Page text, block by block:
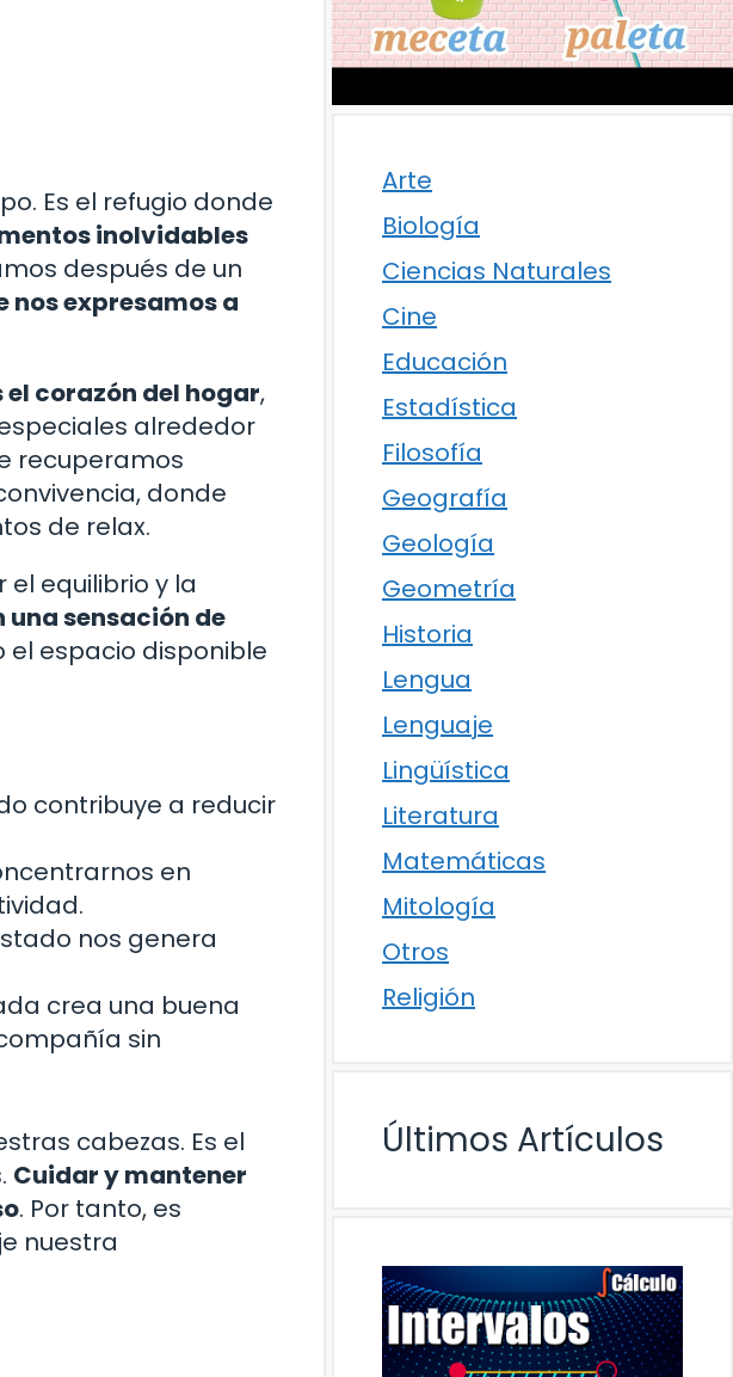
Es el refugio donde
inolvidables
después de un
nos expresamos a
el corazón del hogar,
alrededor
recuperamos
donde
de relax.
equilibrio y la
sensación de
espacio disponible
contribuye a reducir
en
nos genera
crea una buena
sin
cabezas. Es el
Cuidar y mantener
. Por tanto, es
nuestra
Arte
Biología
Ciencias Naturales
Cine
Educación
Estadística
Filosofía
Geografía
Geología
Geometría
Historia
Lengua
Lenguaje
Lingüística
Literatura
Matemáticas
Mitología
Otros
Religión
Últimos Artículos